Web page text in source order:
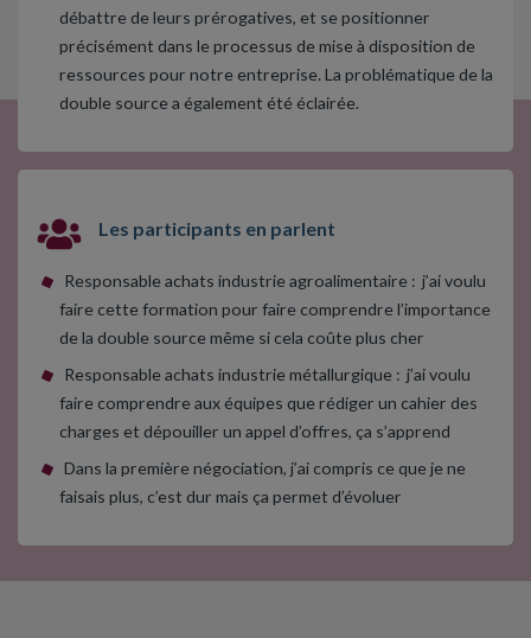
débattre de leurs prérogatives, et se positionner
précisément dans le processus de mise à disposition de
ressources pour notre entreprise. La problématique de la
double source a également été éclairée.
Les participants en parlent
Responsable achats industrie agroalimentaire : j’ai voulu
faire cette formation pour faire comprendre l’importance
de la double source même si cela coûte plus cher
Responsable achats industrie métallurgique : j’ai voulu
faire comprendre aux équipes que rédiger un cahier des
charges et dépouiller un appel d’offres, ça s’apprend
Dans la première négociation, j’ai compris ce que je ne
faisais plus, c’est dur mais ça permet d’évoluer